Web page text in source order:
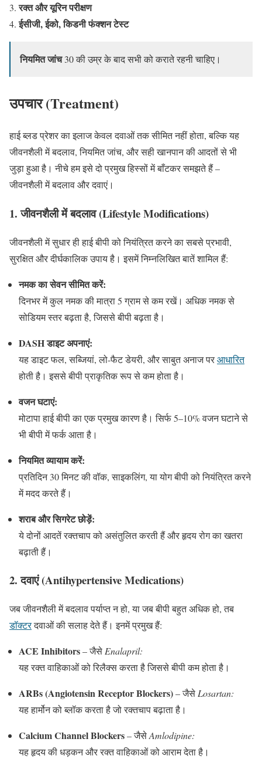
रक्त और यूरिन परीक्षण
ईसीजी, ईको, किडनी फंक्शन टेस्ट
नियमित जांच30 की उम्र के बाद सभी को कराते रहनी चाहिए।
उपचार (Treatment)
हाई ब्लड प्रेशर का इलाज केवल दवाओं तक सीमित नहीं होता, बल्कि यह
जीवनशैली में बदलाव, नियमित जांच, और सही खानपान की आदतों से भी
जुड़ा हुआ है। नीचे हम इसे दो प्रमुख हिस्सों में बाँटकर समझते हैं –
जीवनशैली में बदलाव और दवाएं।
1.जीवनशैली में बदलाव (Lifestyle Modifications)
जीवनशैली में सुधार ही हाई बीपी को नियंत्रित करने का सबसे प्रभावी,
सुरक्षित और दीर्घकालिक उपाय है। इसमें निम्नलिखित बातें शामिल हैं:
नमक का सेवन सीमित करें:
दिनभर में कुल नमक की मात्रा 5 ग्राम से कम रखें। अधिक नमक से
सोडियम स्तर बढ़ता है, जिससे बीपी बढ़ता है।
DASH डाइट अपनाएं:
यह डाइट फल, सब्जियां, लो-फैट डेयरी, और साबुत अनाज परआधारित
होती है। इससे बीपी प्राकृतिक रूप से कम होता है।
वजन घटाएं:
मोटापा हाई बीपी का एक प्रमुख कारण है। सिर्फ 5–10% वजन घटाने से
भी बीपी में फर्क आता है।
नियमित व्यायाम करें:
प्रतिदिन 30 मिनट की वॉक, साइकलिंग, या योग बीपी को नियंत्रित करने
में मदद करते हैं।
शराब और सिगरेट छोड़ें:
ये दोनों आदतें रक्तचाप को असंतुलित करती हैं और हृदय रोग का खतरा
बढ़ाती हैं।
2.दवाएं (Antihypertensive Medications)
जब जीवनशैली में बदलाव पर्याप्त न हो, या जब बीपी बहुत अधिक हो, तब
डॉक्टरदवाओं की सलाह देते हैं। इनमें प्रमुख हैं:
ACE Inhibitors– जैसे Enalapril:
यह रक्त वाहिकाओं को रिलैक्स करता है जिससे बीपी कम होता है।
ARBs (Angiotensin Receptor Blockers)– जैसे Losartan:
यह हार्मोन को ब्लॉक करता है जो रक्तचाप बढ़ाता है।
Calcium Channel Blockers– जैसेAmlodipine:
यह हृदय की धड़कन और रक्त वाहिकाओं को आराम देता है।